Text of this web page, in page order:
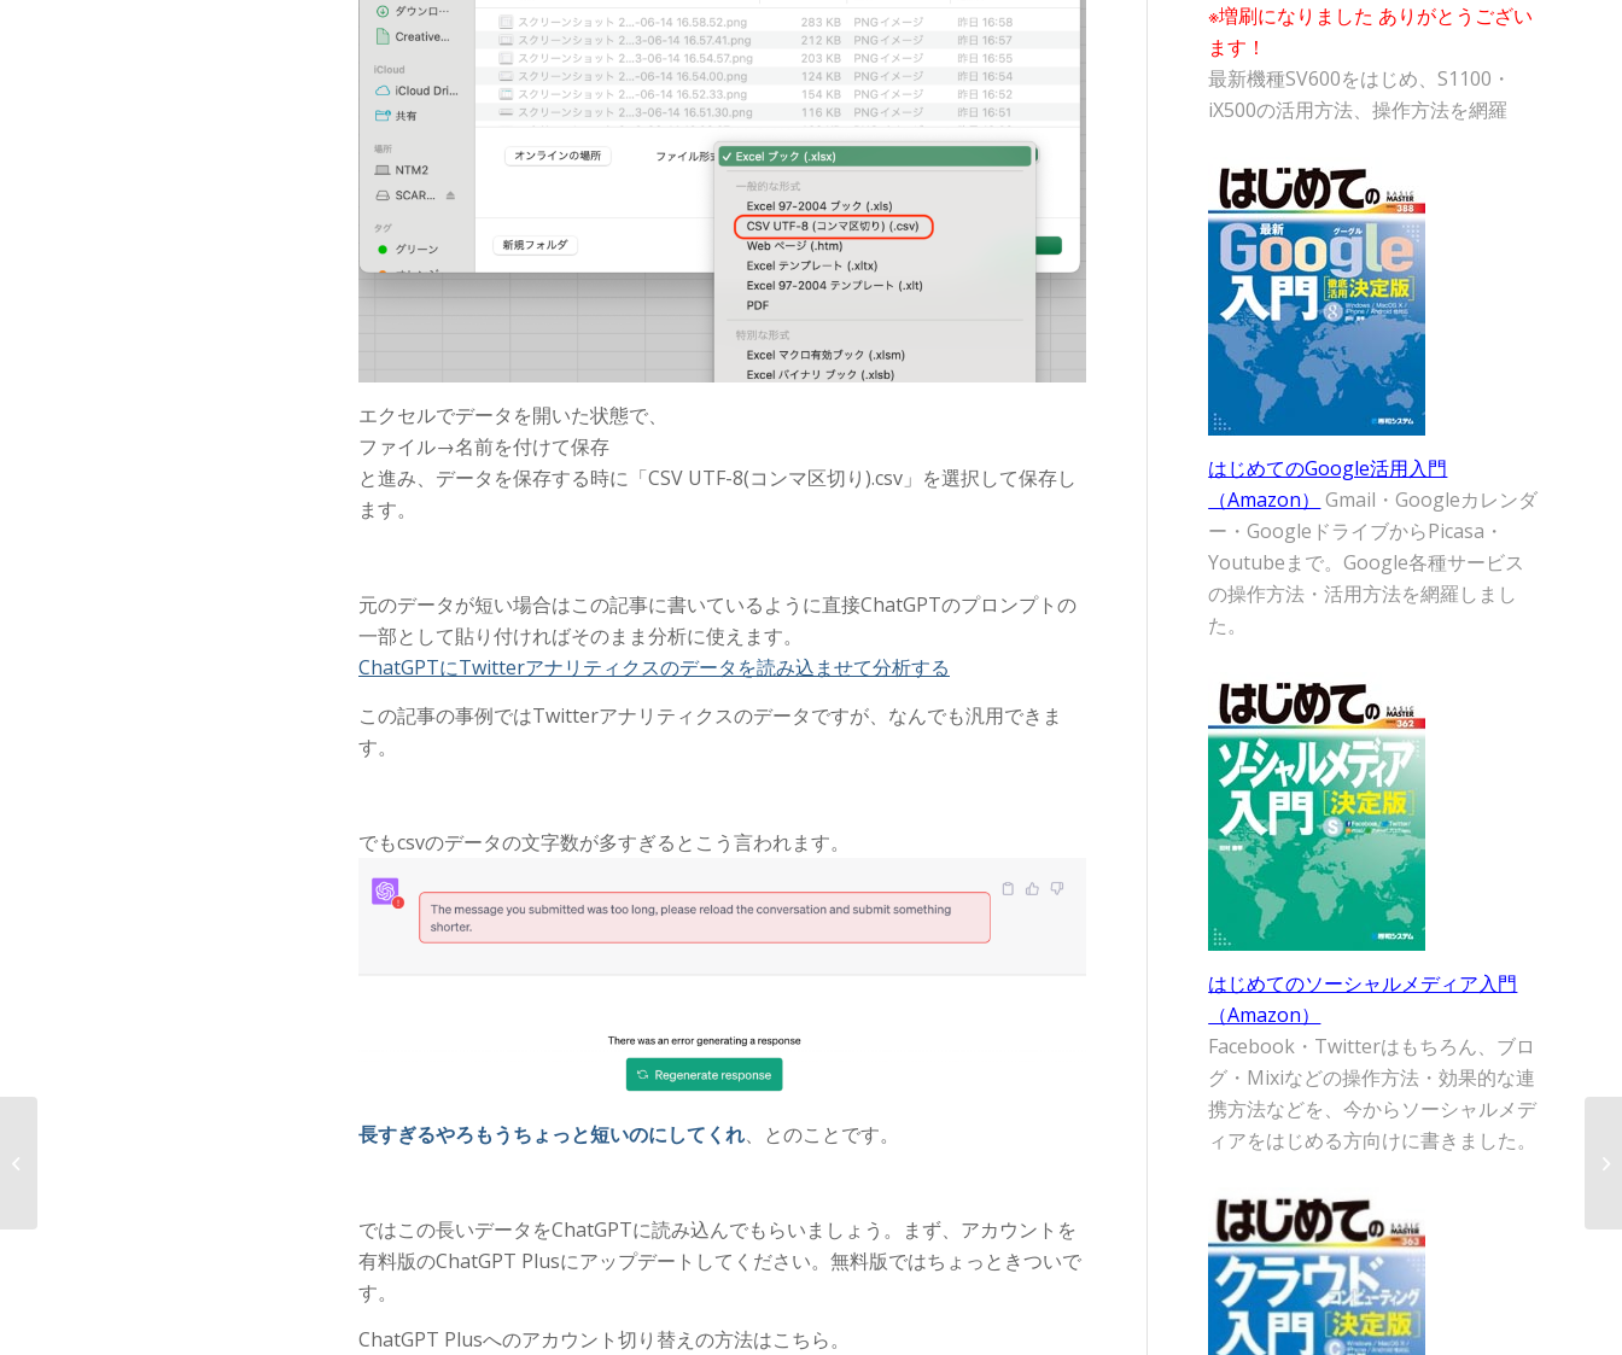
エクセルでデータを開いた状態で、
ファイル→名前を付けて保存
と進み、データを保存する時に「CSV UTF-8(コンマ区切り).csv」を選択して保存し
ます。
元のデータが短い場合はこの記事に書いているように直接ChatGPTのプロンプトの
一部として貼り付ければそのまま分析に使えます。
ChatGPTにTwitterアナリティクスのデータを読み込ませて分析する
この記事の事例ではTwitterアナリティクスのデータですが、なんでも汎用できま
す。
でもcsvのデータの文字数が多すぎるとこう言われます。
長すぎるやろもうちょっと短いのにしてくれ、とのことです。
ではこの長いデータをChatGPTに読み込んでもらいましょう。まず、アカウントを
有料版のChatGPT Plusにアップデートしてください。無料版ではちょっときついで
す。
ChatGPT Plusへのアカウント切り替えの方法はこちら。
※増刷になりました ありがとうござい
ます！
最新機種SV600をはじめ、S1100・
iX500の活用方法、操作方法を網羅
はじめてのGoogle活用入門
（Amazon）
Gmail・Googleカレンダ
ー・GoogleドライブからPicasa・
Youtubeまで。Google各種サービス
の操作方法・活用方法を網羅しまし
た。
はじめてのソーシャルメディア入門
（Amazon）
Facebook・Twitterはもちろん、ブロ
グ・Mixiなどの操作方法・効果的な連
携方法などを、今からソーシャルメデ
ィアをはじめる方向けに書きました。